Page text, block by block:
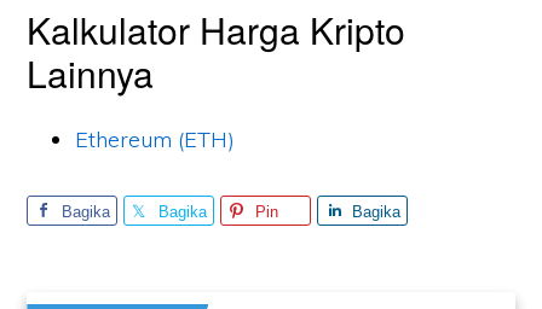
Kalkulator Harga Kripto
Lainnya
Ethereum (ETH)
Bagika
Bagika
Pin
Bagika